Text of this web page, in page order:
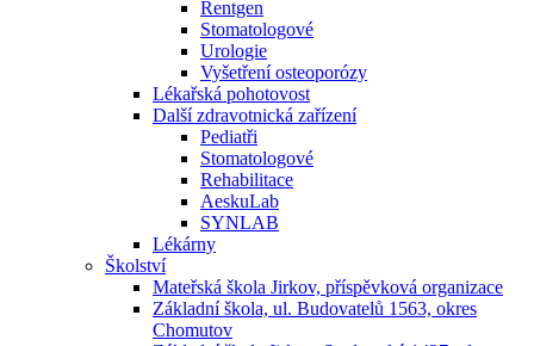
Rentgen
Stomatologové
Urologie
Vyšetření osteoporózy
Lékařská pohotovost
Další zdravotnická zařízení
Pediatři
Stomatologové
Rehabilitace
AeskuLab
SYNLAB
Lékárny
Školství
Mateřská škola Jirkov, příspěvková organizace
Základní škola, ul. Budovatelů 1563, okres
Chomutov